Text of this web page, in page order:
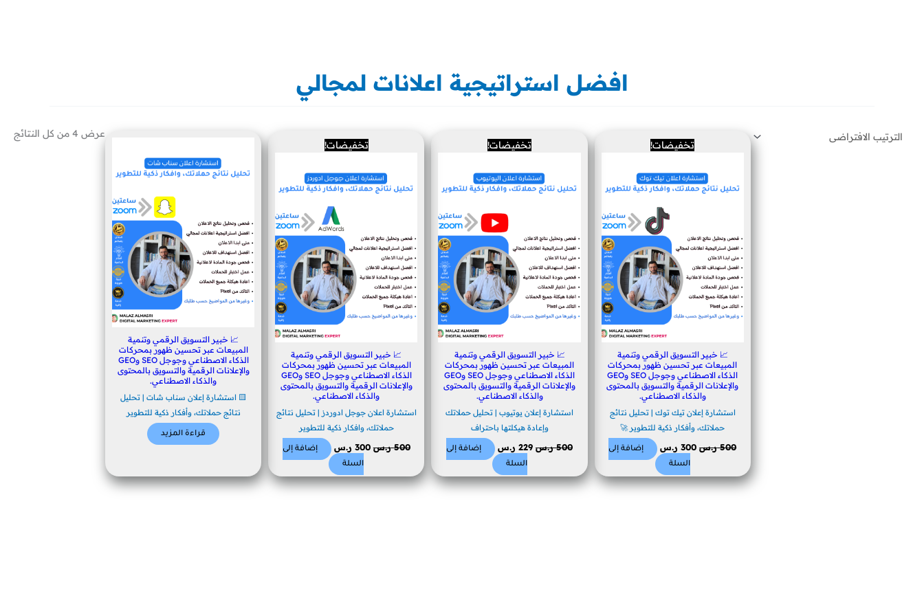
افضل استراتيجية اعلانات لمجالي
عرض ⁦4⁩ من كل النتائج
تخفيضات!
📈 خبير التسويق الرقمي وتنمية
المبيعات عبر تحسين ظهور بمحركات
الذكاء الاصطناعي وجوجل SEO وGEO
والإعلانات الرقمية والتسويق بالمحتوى
والذكاء الاصطناعي.
استشارة إعلان تيك توك | تحليل نتائج
حملاتك، وأفكار ذكية للتطوير 🚀
500 ر.س
الأصلي
300 ر.س
الحالي
إضافة إلى
السلة
تخفيضات!
📈 خبير التسويق الرقمي وتنمية
المبيعات عبر تحسين ظهور بمحركات
الذكاء الاصطناعي وجوجل SEO وGEO
والإعلانات الرقمية والتسويق بالمحتوى
والذكاء الاصطناعي.
استشارة إعلان يوتيوب | تحليل حملاتك
وإعادة هيكلتها باحتراف
500 ر.س
الأصلي
229 ر.س
الحالي
إضافة إلى
السلة
تخفيضات!
📈 خبير التسويق الرقمي وتنمية
المبيعات عبر تحسين ظهور بمحركات
الذكاء الاصطناعي وجوجل SEO وGEO
والإعلانات الرقمية والتسويق بالمحتوى
والذكاء الاصطناعي.
استشارة اعلان جوجل ادوردز | تحليل نتائج
حملاتك، وافكار ذكية للتطوير
500 ر.س
الأصلي
300 ر.س
الحالي
إضافة إلى
السلة
📈 خبير التسويق الرقمي وتنمية
المبيعات عبر تحسين ظهور بمحركات
الذكاء الاصطناعي وجوجل SEO وGEO
والإعلانات الرقمية والتسويق بالمحتوى
والذكاء الاصطناعي.
🟨 استشارة إعلان سناب شات | تحليل
نتائج حملاتك، وأفكار ذكية للتطوير
قراءة المزيد